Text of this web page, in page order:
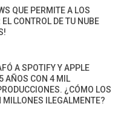
QUE PERMITE A LOS
CONTROL DE TU NUBE
A SPOTIFY Y APPLE
AÑOS CON 4 MIL
¿CÓMO LOS
ILEGALMENTE?